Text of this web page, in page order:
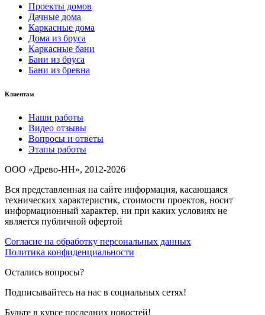
Проекты домов
Дачные дома
Каркасные дома
Дома из бруса
Каркасные бани
Бани из бруса
Бани из бревна
Клиентам
Наши работы
Видео отзывы
Вопросы и ответы
Этапы работы
ООО «Древо-НН», 2012-2026
Вся представленная на сайте информация, касающаяся
технических характеристик, стоимости проектов, носит
информационный характер, ни при каких условиях не
является публичной офертой
Согласие на обработку персональных данных
Политика конфиденциальности
Остались вопросы?
Подписывайтесь на нас в социальных сетях!
Будьте в курсе последних новостей!